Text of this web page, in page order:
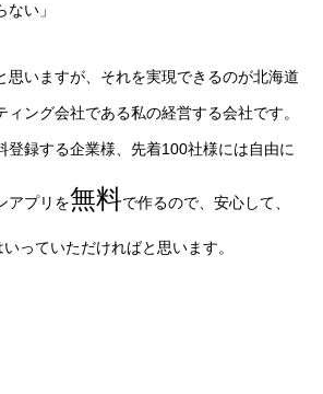
い」
思いますが、それを実現できるのが北海道
ィング会社である私の経営する会社です。
登録する企業様、先着100社様には自由に
アプリを無料で作るので、安心して、
っていただければと思います。